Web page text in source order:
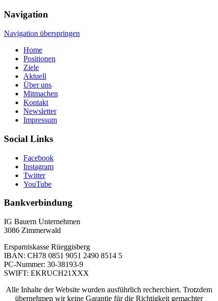
Navigation
Navigation überspringen
Home
Positionen
Ziele
Aktuell
Über uns
Mitmachen
Kontakt
Newsletter
Impressum
Social Links
Facebook
Instagram
Twitter
YouTube
Bankverbindung
IG Bauern Unternehmen
3086 Zimmerwald
Ersparniskasse Rüeggisberg
IBAN: CH78 0851 9051 2490 8514 5
PC-Nummer: 30-38193-9
SWIFT: EKRUCH21XXX
Alle Inhalte der Website wurden ausführlich recherchiert. Trotzdem
übernehmen wir keine Garantie für die Richtigkeit gemachter